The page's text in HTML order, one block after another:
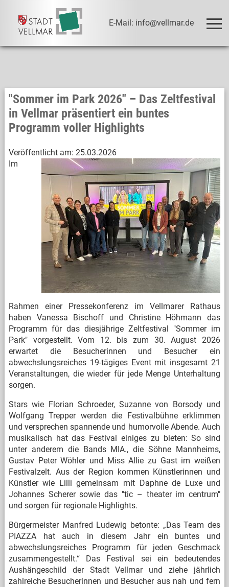
E-Mail: info@vellmar.de
"Sommer im Park 2026" – Das Zeltfestival
in Vellmar präsentiert ein buntes
Programm voller Highlights
Veröffentlicht am: 25.03.2026
Im
Rahmen einer Pressekonferenz im Vellmarer Rathaus
haben Vanessa Bischoff und Christine Höhmann das
Programm für das diesjährige Zeltfestival "Sommer im
Park" vorgestellt. Vom 12. bis zum 30. August 2026
erwartet die Besucherinnen und Besucher ein
abwechslungsreiches 19-tägiges Event mit insgesamt 21
Veranstaltungen, die wieder für jede Menge Unterhaltung
sorgen.
Stars wie Florian Schroeder, Suzanne von Borsody und
Wolfgang Trepper werden die Festivalbühne erklimmen
und versprechen spannende und humorvolle Abende. Auch
musikalisch hat das Festival einiges zu bieten: So sind
unter anderem die Bands MIA., die Söhne Mannheims,
Gustav Peter Wöhler und Miss Allie zu Gast im weißen
Festivalzelt. Aus der Region kommen Künstlerinnen und
Künstler wie Lilli gemeinsam mit Daphne de Luxe und
Johannes Scherer sowie das "tic – theater im centrum"
und sorgen für regionale Highlights.
Bürgermeister Manfred Ludewig betonte: „Das Team des
PIAZZA hat auch in diesem Jahr ein buntes und
abwechslungsreiches Programm für jeden Geschmack
zusammengestellt.“ Das Festival sei ein bedeutendes
Aushängeschild der Stadt Vellmar und ziehe jährlich
zahlreiche Besucherinnen und Besucher aus nah und fern